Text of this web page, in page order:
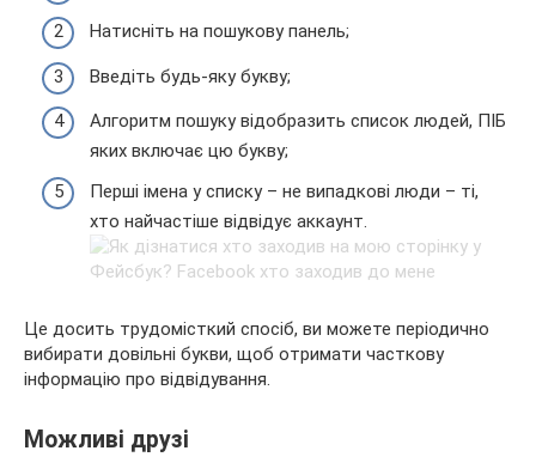
Натисніть на пошукову панель;
Введіть будь-яку букву;
Алгоритм пошуку відобразить список людей, ПІБ
яких включає цю букву;
Перші імена у списку – не випадкові люди – ті,
хто найчастіше відвідує аккаунт.
Це досить трудомісткий спосіб, ви можете періодично
вибирати довільні букви, щоб отримати часткову
інформацію про відвідування.
Можливі друзі